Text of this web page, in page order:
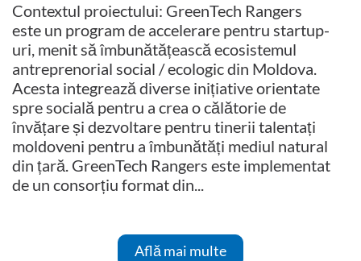
Contextul proiectului: GreenTech Rangers
este un program de accelerare pentru startup-
uri, menit să îmbunătățească ecosistemul
antreprenorial social / ecologic din Moldova.
Acesta integrează diverse inițiative orientate
spre socială pentru a crea o călătorie de
învățare și dezvoltare pentru tinerii talentați
moldoveni pentru a îmbunătăți mediul natural
din țară. GreenTech Rangers este implementat
de un consorțiu format din...
Află mai multe